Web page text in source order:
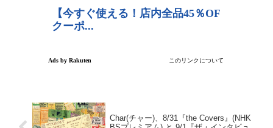
Char(チャー)、8/31『the Covers』(NHK